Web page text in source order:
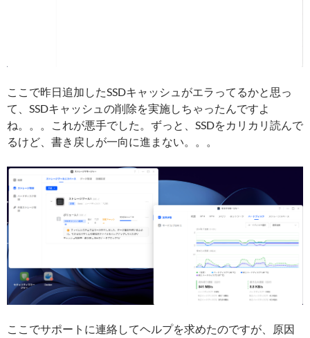
ここで昨日追加したSSDキャッシュがエラってるかと思っ
て、SSDキャッシュの削除を実施しちゃったんですよ
ね。。。これが悪手でした。ずっと、SSDをカリカリ読んで
るけど、書き戻しが一向に進まない。。。
ここでサポートに連絡してヘルプを求めたのですが、原因